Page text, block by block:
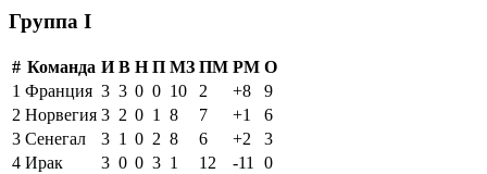
Группа I
# Команда И В Н П МЗ ПМ РМ О
1 Франция 3 3 0 0 10 2 +8
9
2 Норвегия 3 2 0 1 8 7 +1
6
3 Сенегал 3 1 0 2 8 6 +2
3
4 Ирак 3 0 0 3 1 12 -11
0